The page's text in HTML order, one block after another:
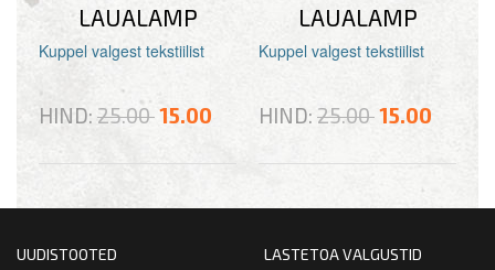
LAUALAMP
Kuppel valgest tekstiilist
HIND: 25.0015.00
LAUALAMP
Kuppel valgest tekstiilist
HIND: 25.0015.00
UUDISTOOTED LASTETOA VALGUSTID